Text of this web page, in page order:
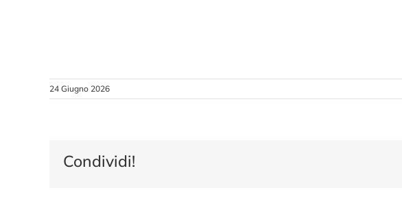
24 Giugno 2026
Condividi!